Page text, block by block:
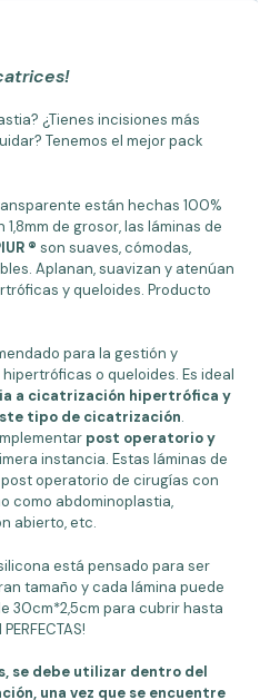
¿Tienes incisiones más
Tenemos el mejor pack
están hechas 100%
de grosor, las láminas de
® son suaves, cómodas,
Aplanan, suavizan y atenúan
y queloides. Producto
para la gestión y
o queloides. Es ideal
a cicatrización hipertrófica y
tipo de cicatrización.
post operatorio y
instancia. Estas láminas de
operatorio de cirugías con
como abdominoplastia,
abierto, etc.
está pensado para ser
tamaño y cada lámina puede
30cm*2,5cm para cubrir hasta
se debe utilizar dentro del
una vez que se encuentre